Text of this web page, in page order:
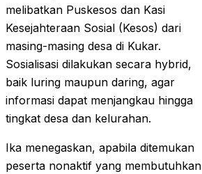
melibatkan Puskesos dan Kasi
Kesejahteraan Sosial (Kesos) dari
masing-masing desa di Kukar.
Sosialisasi dilakukan secara hybrid,
baik luring maupun daring, agar
informasi dapat menjangkau hingga
tingkat desa dan kelurahan.
Ika menegaskan, apabila ditemukan
peserta nonaktif yang membutuhkan